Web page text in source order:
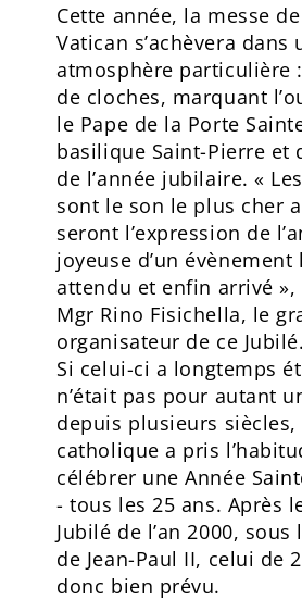
Cette année, la messe
Vatican s’achèvera dans
atmosphère particulière
de cloches, marquant
le Pape de la Porte
basilique Saint-Pierre et
de l’année jubilaire. «
sont le son le plus cher
seront l’expression de
joyeuse d’un
attendu et enfin arrivé »,
Mgr Rino Fisichella, le
organisateur de ce Jubilé.
Si celui-ci a longtemps
n’était pas pour autant
depuis plusieurs siècles,
catholique a pris
célébrer une Année
- tous les 25 ans. Après
Jubilé de l’an 2000,
de Jean-Paul II, celui de
donc bien prévu.